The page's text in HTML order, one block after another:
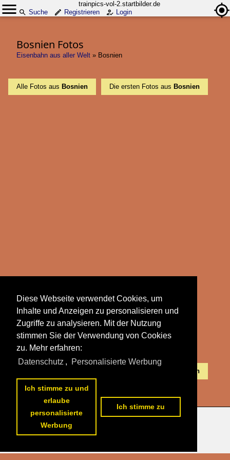
trainpics-vol-2.startbilder.de
Suche
Registrieren Login
Bosnien Fotos
Eisenbahn aus aller Welt » Bosnien
Alle Fotos aus Bosnien Die ersten Fotos aus Bosnien
Bosnien
Datenschutzerklärung
Diese Webseite verwendet Cookies, um
Inhalte und Anzeigen zu personalisieren und
Zugriffe zu analysieren. Mit der Nutzung
stimmen Sie der Verwendung von Cookies
zu. Mehr erfahren:
Datenschutz , Personalisierte Werbung
Ich stimme zu und
erlaube
personalisierte
Werbung
Ich stimme zu